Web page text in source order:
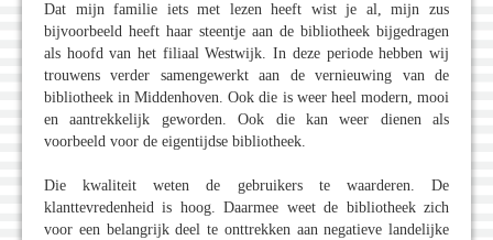
Dat mijn familie iets met lezen heeft wist je al, mijn zus
bijvoorbeeld heeft haar steentje aan de bibliotheek bijgedragen
als hoofd van het filiaal Westwijk. In deze periode hebben wij
trouwens verder samengewerkt aan de vernieuwing van de
bibliotheek in Middenhoven. Ook die is weer heel modern, mooi
en aantrekkelijk geworden. Ook die kan weer dienen als
voorbeeld voor de eigentijdse bibliotheek.
Die kwaliteit weten de gebruikers te waarderen. De
klanttevredenheid is hoog. Daarmee weet de bibliotheek zich
voor een belangrijk deel te onttrekken aan negatieve landelijke